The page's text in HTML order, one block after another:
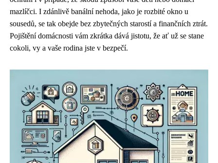
mazlíčci. I zdánlivě banální nehoda, jako je rozbité okno u
sousedů, se tak obejde bez zbytečných starostí a finančních ztrát.
Pojištění domácnosti vám zkrátka dává jistotu, že ať už se stane
cokoli, vy a vaše rodina jste v bezpečí.